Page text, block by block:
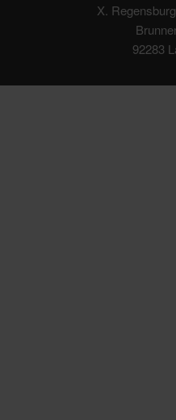
X.
92283